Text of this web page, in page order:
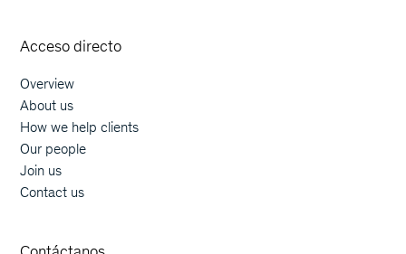
Acceso directo
Main navigation
Overview
About us
How we help clients
Our people
Join us
Contact us